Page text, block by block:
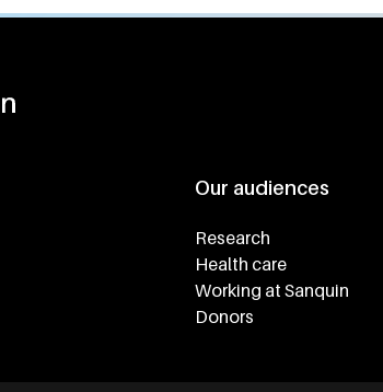
Our audiences
Research
Health care
Working at Sanquin
Donors